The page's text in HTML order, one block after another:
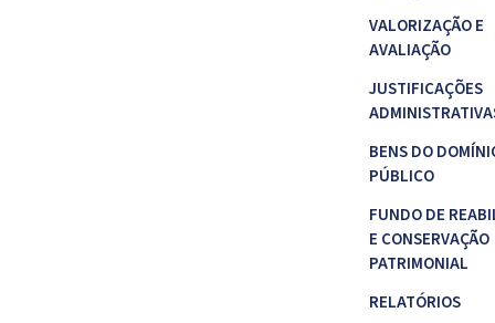
VALORIZAÇÃO E
AVALIAÇÃO
JUSTIFICAÇÕES
BENS DO
PÚBLICO
FUNDO DE
E CONSERVAÇÃO
PATRIMONIAL
RELATÓRIOS